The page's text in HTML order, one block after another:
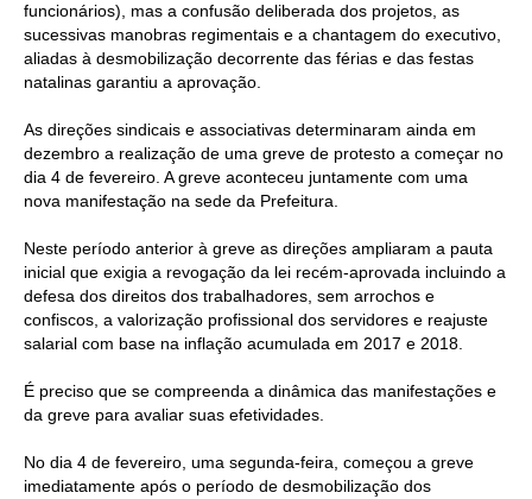
ACORDOS, CONVENÇÕES E DISSÍDIOS
CONTRIBUIÇÕES
CONTRIBUIÇÃO ASSISTENCIAL
CONTRIBUIÇÃO ASSOCIATIVA OU ANUIDADE DE SÓCIO
REVISÃO DE APOSENTADORIA
FGTS EXPURGOS
LEGISLAÇÃO
LEI 4.950-A/1966 – PISO SALARIAL
funcionários), mas a confusão deliberada dos projetos, as
sucessivas manobras regimentais e a chantagem do executivo,
aliadas à desmobilização decorrente das férias e das festas
natalinas garantiu a aprovação.
As direções sindicais e associativas determinaram ainda em
dezembro a realização de uma greve de protesto a começar no
dia 4 de fevereiro. A greve aconteceu juntamente com uma
nova manifestação na sede da Prefeitura.
Neste período anterior à greve as direções ampliaram a pauta
inicial que exigia a revogação da lei recém-aprovada incluindo a
defesa dos direitos dos trabalhadores, sem arrochos e
confiscos, a valorização profissional dos servidores e reajuste
salarial com base na inflação acumulada em 2017 e 2018.
É preciso que se compreenda a dinâmica das manifestações e
da greve para avaliar suas efetividades.
No dia 4 de fevereiro, uma segunda-feira, começou a greve
imediatamente após o período de desmobilização dos